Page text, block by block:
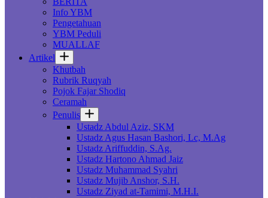
Info YBM
Pengetahuan
YBM Peduli
MUALLAF
Artikel
Khutbah
Rubrik Ruqyah
Pojok Fajar Shodiq
Ceramah
Penulis
Ustadz Abdul Aziz, SKM
Ustadz Agus Hasan Bashori, Lc, M.Ag
Ustadz Ariffuddin, S.Ag.
Ustadz Hartono Ahmad Jaiz
Ustadz Muhammad Syahri
Ustadz Mujib Anshor, S.H.
Ustadz Ziyad at-Tamimi, M.H.I.